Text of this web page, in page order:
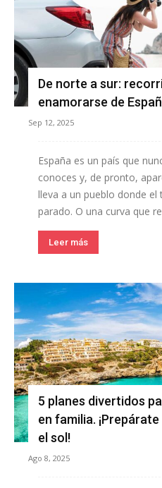
De norte a sur:
enamorarse de
Sep 12, 2025
España es un país que
conoces y, de pronto,
lleva a un pueblo donde
parado. O una curva que
Leer más
5 planes divertidos
en familia.
el sol!
Ago 8, 2025